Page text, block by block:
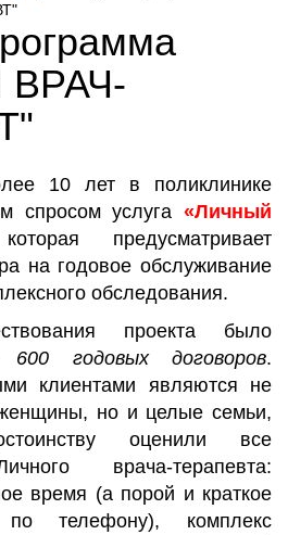
10 лет в поликлинике
спросом услуга «Личный
предусматривает
на годовое обслуживание
обследования.
проекта было
600 годовых договоров.
клиентами являются не
но и целые семьи,
оценили все
врача-терапевта:
время (а порой и краткое
по телефону), комплекс